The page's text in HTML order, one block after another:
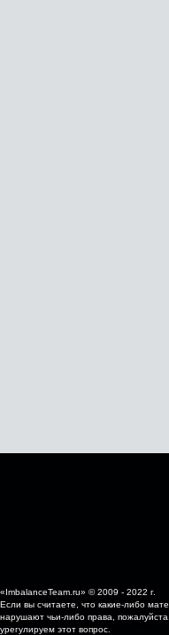
«ImbalanceTeam.ru» © 2009 - 2022 г.
Если вы считаете, что какие-либо
нарушают чьи-либо права,
урегулируем этот вопрос.